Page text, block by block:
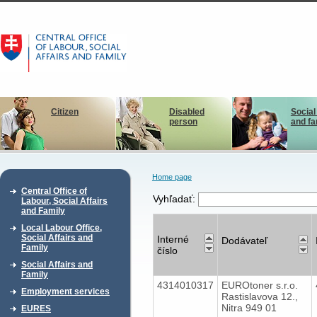
Citizen
Disabled
person
and
Central Office of
Labour, Social Affairs
and Family
Local Labour Office,
Social Affairs and
Family
Social Affairs and
Family
Employment services
EURES
Home page
Vyhľadať:
Interné
číslo
Dodávateľ
4314010317
EUROtoner s.r.o.
Rastislavova 12.,
Nitra 949 01